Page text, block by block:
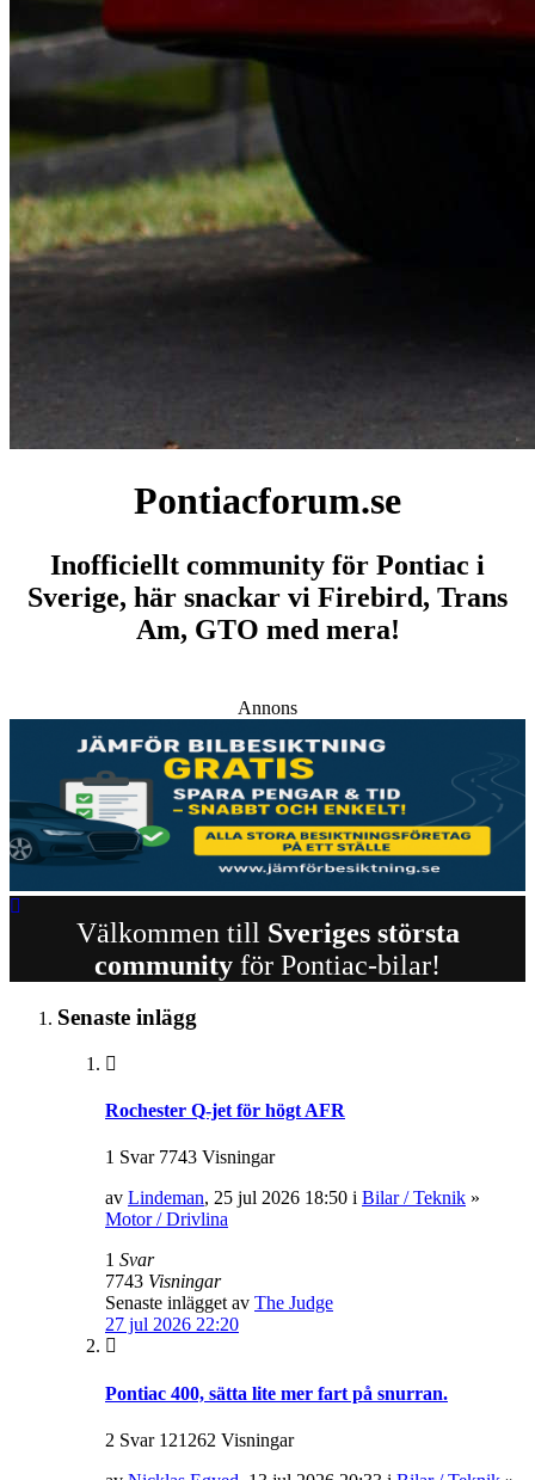
Pontiacforum.se
Inofficiellt community för Pontiac i
Sverige, här snackar vi Firebird, Trans
Am, GTO med mera!
Annons
Välkommen till Sveriges största
community för Pontiac-bilar!
Senaste inlägg
Rochester Q-jet för högt AFR
1 Svar 7743 Visningar
av Lindeman, 25 jul 2026 18:50 i Bilar / Teknik »
Motor / Drivlina
1 Svar
7743 Visningar
Senaste inlägget av The Judge
27 jul 2026 22:20
Pontiac 400, sätta lite mer fart på snurran.
2 Svar 121262 Visningar